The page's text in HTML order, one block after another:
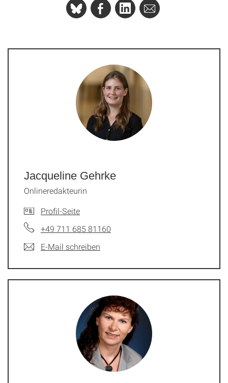
Jacqueline Gehrke
Onlineredakteurin
Profil-Seite
+49 711 685 81160
E-Mail schreiben